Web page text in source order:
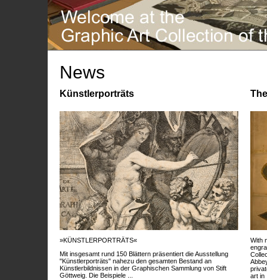
News
Künstlerporträts
»KÜNSTLERPORTRÄTS«
Mit insgesamt rund 150 Blättern präsentiert die Ausstellung
"Künstlerporträts" nahezu den gesamten Bestand an
Künstlerbildnissen in der Graphischen Sammlung von Stift
Göttweig. Die Beispiele ...
With
art in